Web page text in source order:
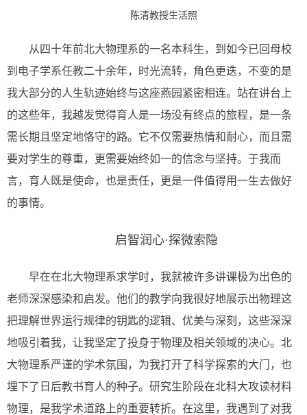
陈清教授生活照
从四十年前北大物理系的一名本科生，到如今已回母校
到电子学系任教二十余年，时光流转，角色更迭，不变的是
我大部分的人生轨迹始终与这座燕园紧密相连。站在讲台上
的这些年，我越发觉得育人是一场没有终点的旅程，是一条
需长期且坚定地恪守的路。它不仅需要热情和耐心，而且需
要对学生的尊重，更需要始终如一的信念与坚持。于我而
言，育人既是使命，也是责任，更是一件值得用一生去做好
的事情。
启智润心·探微索隐
早在在北大物理系求学时，我就被许多讲课极为出色的
老师深深感染和启发。他们的教学向我很好地展示出物理这
把理解世界运行规律的钥匙的逻辑、优美与深刻，这些深深
地吸引着我，让我坚定了投身于物理及相关领域的决心。北
大物理系严谨的学术氛围，为我打开了科学探索的大门，也
埋下了日后教书育人的种子。研究生阶段在北科大攻读材料
物理，是我学术道路上的重要转折。在这里，我遇到了对我